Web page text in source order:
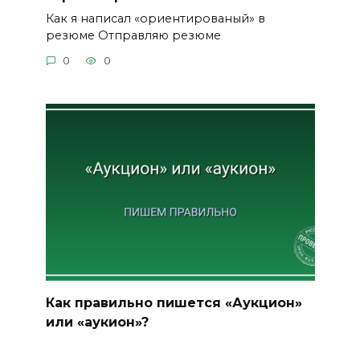
Как я написал «ориентированый» в
резюме Отправляю резюме
0 0
Как правильно пишется «Аукцион»
или «аукион»?